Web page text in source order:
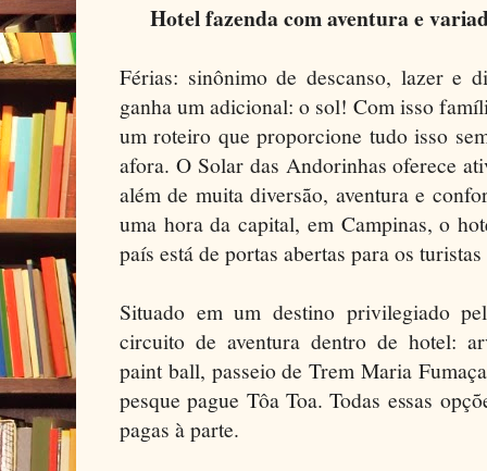
Hotel fazenda com aventura e
Férias: sinônimo de descanso, lazer e
ganha um adicional: o sol! Com isso
um roteiro que proporcione tudo isso
afora. O Solar das Andorinhas oferece
além de muita diversão, aventura e
uma hora da capital, em Campinas, o
país está de portas abertas para os
Situado em um destino privilegiado
circuito de aventura dentro de hotel:
paint ball, passeio de Trem Maria
pesque pague Tôa Toa. Todas essas
pagas à parte.